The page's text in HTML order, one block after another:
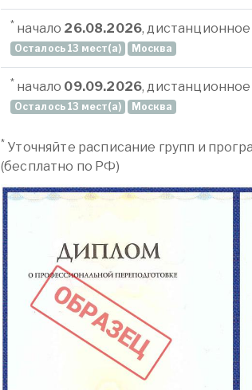
* начало 26.08.2026,
Осталось 13 мест(а) Москва
* начало 09.09.2026,
Осталось 13 мест(а) Москва
* Уточняйте расписание групп и
(бесплатно по РФ)